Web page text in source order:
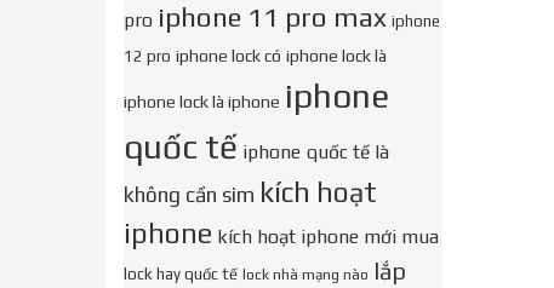
pro iphone 11 pro max iphone
12 pro iphone lock có iphone lock là
iphone lock là iphone iphone
quốc tế iphone quốc tế là
không cần sim kích hoạt
iphone kích hoạt iphone mới mua
lock hay quốc tế lock nhà mạng nào lắp